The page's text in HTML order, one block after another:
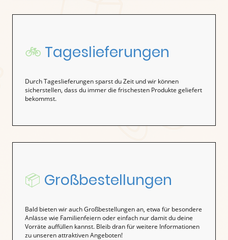
🚲 Tageslieferungen
Durch Tageslieferungen sparst du Zeit und wir können
sicherstellen, dass du immer die frischesten Produkte geliefert
bekommst.
📦 Großbestellungen
Bald bieten wir auch Großbestellungen an, etwa für besondere
Anlässe wie Familienfeiern oder einfach nur damit du deine
Vorräte auffüllen kannst. Bleib dran für weitere Informationen
zu unseren attraktiven Angeboten!